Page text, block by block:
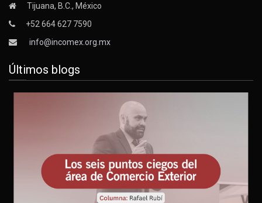
Tijuana, B.C., México
+52 664 627 7590
info@incomex.org.mx
Últimos blogs